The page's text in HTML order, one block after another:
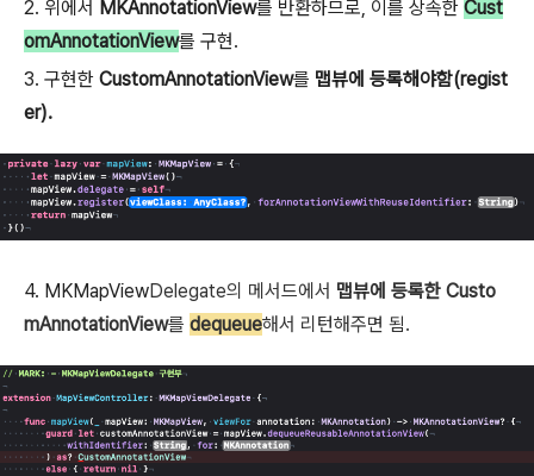
2. 위에서 MKAnnotationView를 반환하므로, 이를 상속한 Cust
omAnnotationView를 구현.
3. 구현한 CustomAnnotationView를 맵뷰에 등록해야함(regist
er).
4. MKMapViewDelegate의 메서드에서 맵뷰에 등록한 Custo
mAnnotationView를 dequeue해서 리턴해주면 됨.